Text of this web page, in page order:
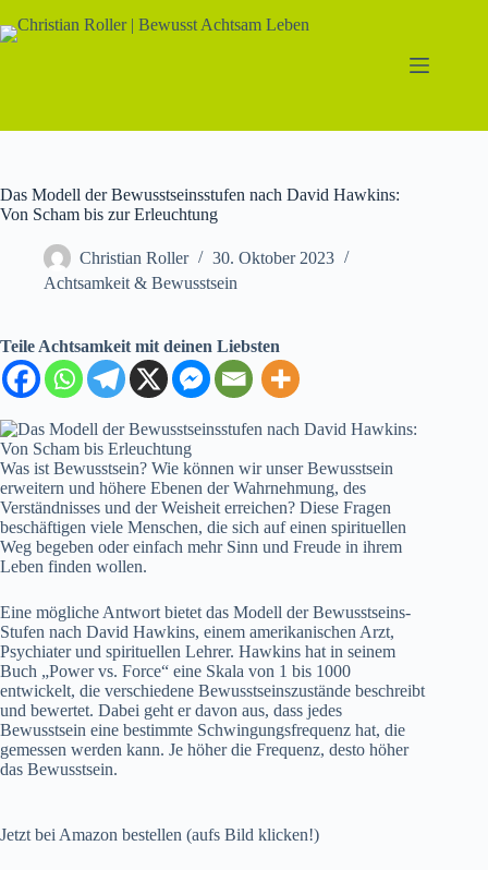
Inhalt
springen
Das Modell der Bewusstseinsstufen nach David Hawkins:
Von Scham bis zur Erleuchtung
Christian Roller
30. Oktober 2023
Achtsamkeit & Bewusstsein
Teile Achtsamkeit mit deinen Liebsten
Was ist Bewusstsein? Wie können wir unser Bewusstsein
erweitern und höhere Ebenen der Wahrnehmung, des
Verständnisses und der Weisheit erreichen? Diese Fragen
beschäftigen viele Menschen, die sich auf einen spirituellen
Weg begeben oder einfach mehr Sinn und Freude in ihrem
Leben finden wollen.
Eine mögliche Antwort bietet das Modell der Bewusstseins-
Stufen nach David Hawkins, einem amerikanischen Arzt,
Psychiater und spirituellen Lehrer. Hawkins hat in seinem
Buch „Power vs. Force“ eine Skala von 1 bis 1000
entwickelt, die verschiedene Bewusstseinszustände beschreibt
und bewertet. Dabei geht er davon aus, dass jedes
Bewusstsein eine bestimmte Schwingungsfrequenz hat, die
gemessen werden kann. Je höher die Frequenz, desto höher
das Bewusstsein.
Jetzt bei Amazon bestellen (aufs Bild klicken!)